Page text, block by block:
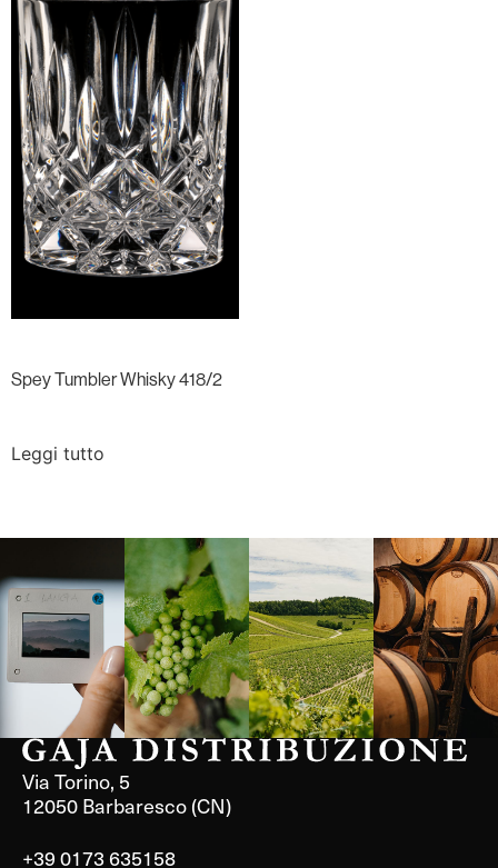
Spey Tumbler Whisky 418/2
Leggi tutto
Borgogna,
Francia
Borgogna,
Francia
Instagram
Via Torino, 5
12050 Barbaresco (CN)
+39 0173 635158